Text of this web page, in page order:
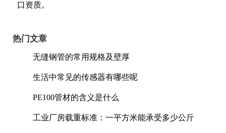
口资质。
热门文章
无缝钢管的常用规格及壁厚
生活中常见的传感器有哪些呢
PE100管材的含义是什么
工业厂房载重标准：一平方米能承受多少公斤